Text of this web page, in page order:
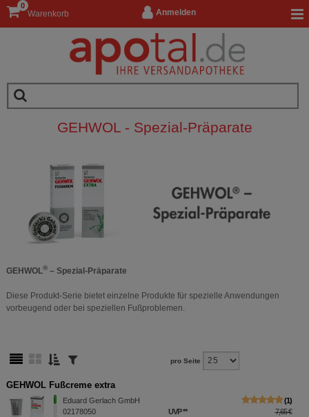
Anmelden
Warenkorb
0
GEHWOL - Spezial-Präparate
GEHWOL®– Spezial-Präparate
Diese Produkt-Serie bietet einzelne Produkte für spezielle Anwendungen
vorbeugend oder bei speziellen Fußproblemen.
pro Seite
GEHWOL Fußcreme extra
Eduard Gerlach GmbH
02178050
1
UVP** 7,65 €